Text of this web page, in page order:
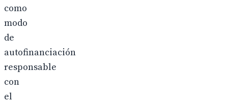
como
modo
de
autofinanciación
responsable
con
el